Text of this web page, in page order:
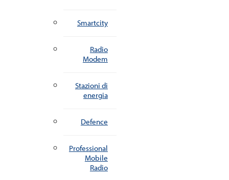
Smartcity
Radio
Modem
Stazioni di
energia
Defence
Professional
Mobile
Radio